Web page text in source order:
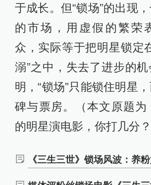
于成长。但“锁场”的出现
的市场，用虚假的繁荣
众，实际等于把明星锁定
溺”之中，失去了进步的
明，“锁场”只能锁住明星
碑与票房。（本文原题为
的明星演电影，你打几分？
《三生三世》锁场风波：养